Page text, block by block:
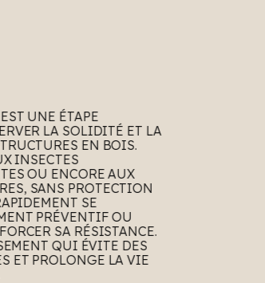
UNE ÉTAPE
LA SOLIDITÉ ET LA
EN BOIS.
INSECTES
OU ENCORE AUX
SANS PROTECTION
SE
PRÉVENTIF OU
SA RÉSISTANCE.
QUI ÉVITE DES
ET PROLONGE LA VIE